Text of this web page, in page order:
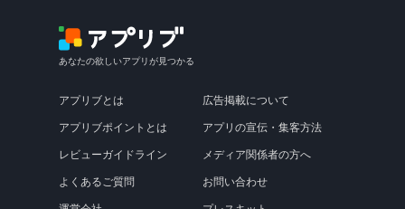
あなたの欲しいアプリが見つかる
アプリブとは
アプリブポイントとは
レビューガイドライン
よくあるご質問
広告掲載について
アプリの宣伝・集客方法
メディア関係者の方へ
お問い合わせ